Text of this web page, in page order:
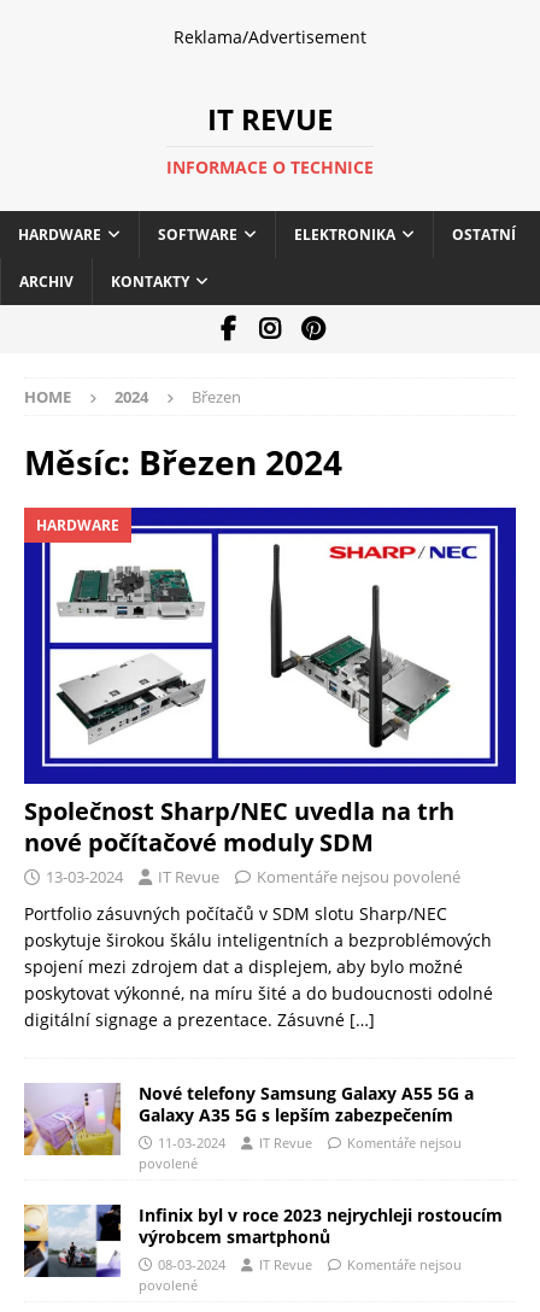
Reklama/Advertisement
IT REVUE
INFORMACE O TECHNICE
HARDWARE SOFTWARE ELEKTRONIKA OSTATNÍ
ARCHIV KONTAKTY
HOME 2024 Březen
Měsíc: Březen 2024
HARDWARE
Společnost Sharp/NEC uvedla na trh
nové počítačové moduly SDM
13-03-2024 IT Revue Komentáře nejsou povolené
Portfolio zásuvných počítačů v SDM slotu Sharp/NEC
poskytuje širokou škálu inteligentních a bezproblémových
spojení mezi zdrojem dat a displejem, aby bylo možné
poskytovat výkonné, na míru šité a do budoucnosti odolné
digitální signage a prezentace. Zásuvné […]
Nové telefony Samsung Galaxy A55 5G a
Galaxy A35 5G s lepším zabezpečením
11-03-2024 IT Revue
Komentáře nejsou
povolené
Infinix byl v roce 2023 nejrychleji rostoucím
výrobcem smartphonů
08-03-2024 IT Revue
Komentáře nejsou
povolené